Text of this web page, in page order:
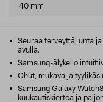
variant
40 mm
Seuraa terveyttä, unta
avulla.
Samsung-älykello
Ohut, mukava ja tyylikäs
Samsung Galaxy
kuukautiskiertoa ja